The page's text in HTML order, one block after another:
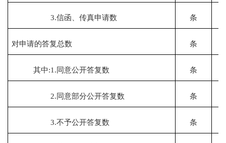
3.信函、传真申请数 条
对申请的答复总数 条
其中:1.同意公开答复数 条
2.同意部分公开答复数 条
3.不予公开答复数 条